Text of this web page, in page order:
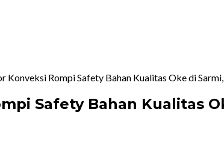
Konveksi Rompi Safety Bahan Kualitas Oke di
Safety Bahan Kualitas